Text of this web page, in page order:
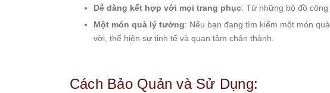
Set
Hồ
Đồng
Dễ dàng kết hợp với mọi trang phục: Từ những bộ đồ
Một món quà lý tưởng: Nếu bạn đang tìm kiếm một món
vời, thể hiện sự tinh tế và quan tâm chân thành.
Cách Bảo Quản và Sử Dụng: